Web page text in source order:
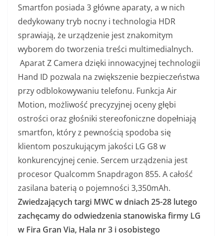
Smartfon posiada 3 główne aparaty, a w nich
dedykowany tryb nocny i technologia HDR
sprawiają, że urządzenie jest znakomitym
wyborem do tworzenia treści multimedialnych.
Aparat Z Camera dzięki innowacyjnej technologii
Hand ID pozwala na zwiększenie bezpieczeństwa
przy odblokowywaniu telefonu. Funkcja Air
Motion, możliwość precyzyjnej oceny głębi
ostrości oraz głośniki stereofoniczne dopełniają
smartfon, który z pewnością spodoba się
klientom poszukującym jakości LG G8 w
konkurencyjnej cenie. Sercem urządzenia jest
procesor Qualcomm Snapdragon 855. A całość
zasilana baterią o pojemności 3,350mAh.
Zwiedzających targi MWC w dniach 25-28 lutego
zachęcamy do odwiedzenia stanowiska firmy LG
w Fira Gran Via, Hala nr 3 i osobistego